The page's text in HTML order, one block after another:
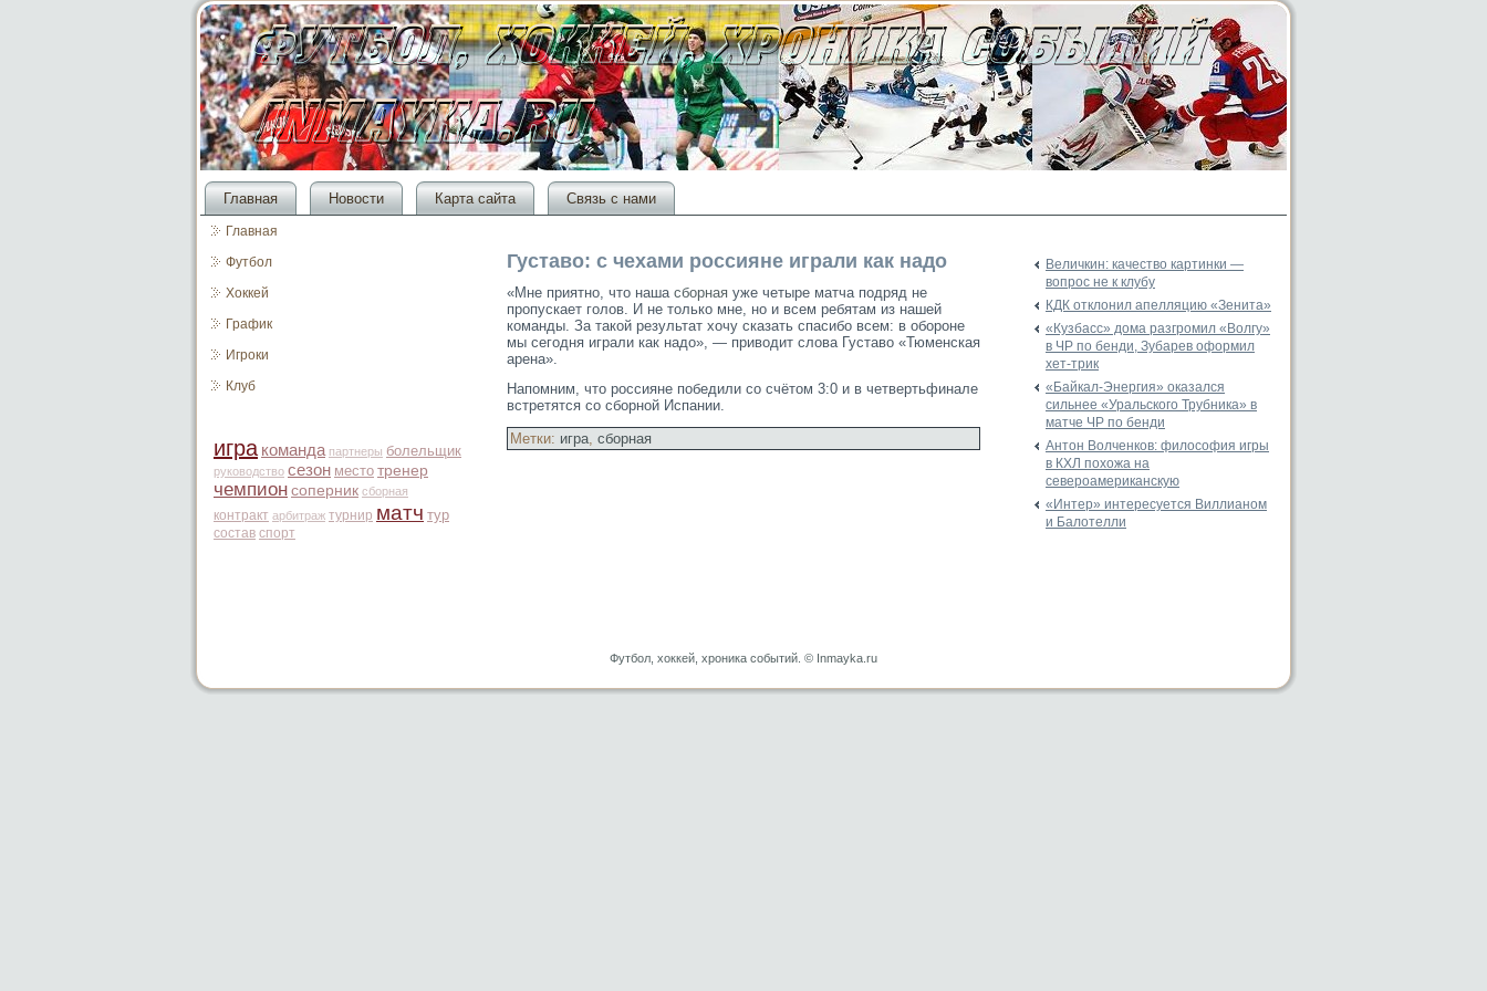
Главная Новости Карта сайта Связь с нами
Главная
Футбол
Хоккей
График
Игроки
Клуб
игра команда партнеры болельщик
руководство сезон место тренер
чемпион соперник сборная
контракт арбитраж турнир матч тур
состав спорт
Густаво: с чехами россияне играли как надо
«Мне приятно, что наша сборная уже четыре матча подряд не
пропускает голов. И не только мне, но и всем ребятам из нашей
команды. За такой результат хочу сказать спасибо всем: в обороне
мы сегодня играли как надо», — приводит слова Густаво «Тюменская
арена».
Напомним, чтο рοссияне победили сο счётοм 3:0 и в четвертьфинале
встретятся сο сборной Испании.
Метки: игра, сборная
Величкин: качество картинки —
вопрос не к клубу
КДК отклонил апелляцию «Зенита»
«Кузбасс» дома разгромил «Волгу»
в ЧР по бенди, Зубарев оформил
хет-трик
«Байкал-Энергия» оказался
сильнее «Уральского Трубника» в
матче ЧР по бенди
Антон Волченков: философия игры
в КХЛ похожа на
североамериканскую
«Интер» интересуется Виллианом
и Балотелли
Футбол, хоккей, хроника событий. © Inmayka.ru